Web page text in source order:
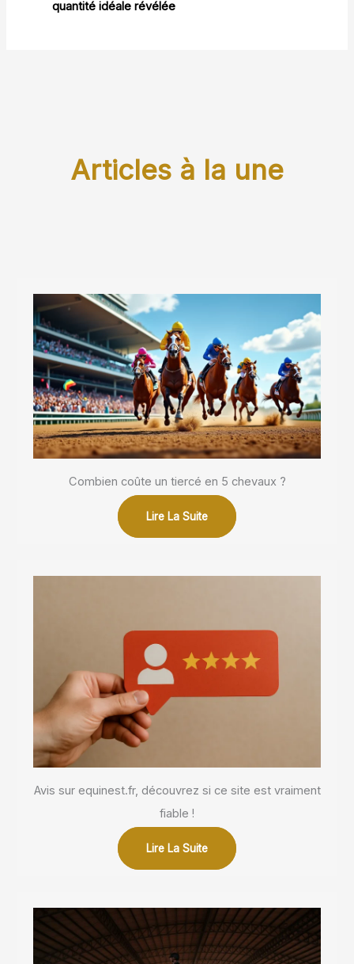
quantité idéale révélée
Articles à la une
Combien coûte un tiercé en 5 chevaux ?
Lire La Suite
Avis sur equinest.fr, découvrez si ce site est vraiment
fiable !
Lire La Suite